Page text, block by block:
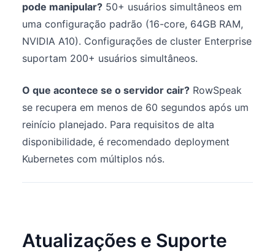
pode manipular? 50+ usuários simultâneos em
uma configuração padrão (16-core, 64GB RAM,
NVIDIA A10). Configurações de cluster Enterprise
suportam 200+ usuários simultâneos.
O que acontece se o servidor cair? RowSpeak
se recupera em menos de 60 segundos após um
reinício planejado. Para requisitos de alta
disponibilidade, é recomendado deployment
Kubernetes com múltiplos nós.
Atualizações e Suporte